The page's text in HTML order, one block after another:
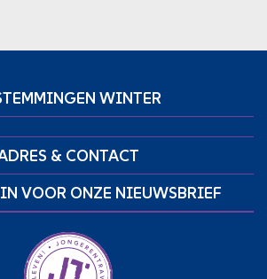
WINTER
& CONTACT
VOOR ONZE NIEUWSBRIEF